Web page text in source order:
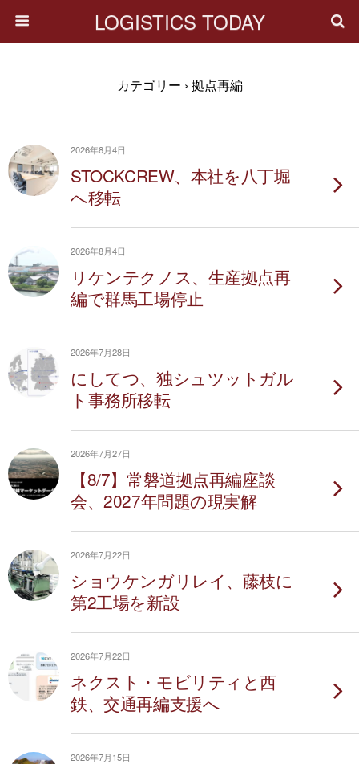
LOGISTICS TODAY
カテゴリー › 拠点再編
2026年8月4日
STOCKCREW、本社を八丁堀
へ移転
2026年8月4日
リケンテクノス、生産拠点再
編で群馬工場停止
2026年7月28日
にしてつ、独シュツットガル
ト事務所移転
2026年7月27日
【8/7】常磐道拠点再編座談
会、2027年問題の現実解
2026年7月22日
ショウケンガリレイ、藤枝に
第2工場を新設
2026年7月22日
ネクスト・モビリティと西
鉄、交通再編支援へ
2026年7月15日